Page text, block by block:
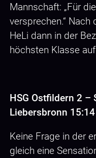
Mannschaft: „Für
versprechen.“ Nach
HeLi dann in der
höchsten Klasse
HSG Ostfildern 2 –
Liebersbronn
Keine Frage in der
gleich eine